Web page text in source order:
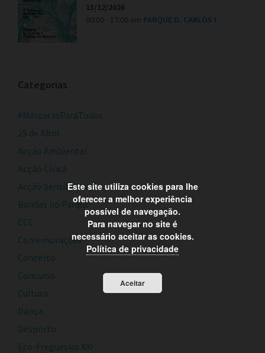
13/12/2026
09:00 - 17:00 em PARQUE D. CARLOS I
Categorias
#MáscarasParaTodos
25 de Abril
Acção Ambiental
Acção Cívica
Acção Sensibilização
Bandas no Parque
CCC
Comemorações
Concerto
Concurso
Cultura
Dança
Desporto
Eco-Freguesias XXI
Este site utiliza cookies para lhe
oferecer a melhor experiência
possível de navegação.
Para navegar no site é
necessário aceitar as cookies.
Política de privacidade
Aceitar